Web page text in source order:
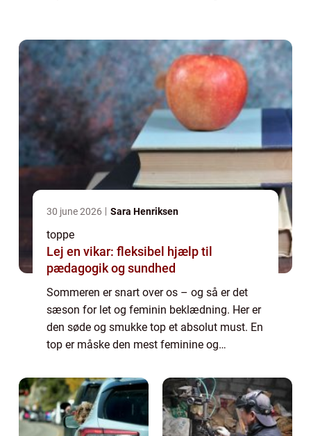
el...
30 june 2026 Sara Henriksen
toppe
Lej en vikar: fleksibel hjælp til
pædagogik og sundhed
Sommeren er snart over os – og så er det
sæson for let og feminin beklædning. Her er
den søde og smukke top et absolut must. En
top er måske den mest feminine og
top på en helt anden måde end en skjorte
el...